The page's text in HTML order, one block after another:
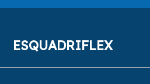
ESQUADRIFLEX